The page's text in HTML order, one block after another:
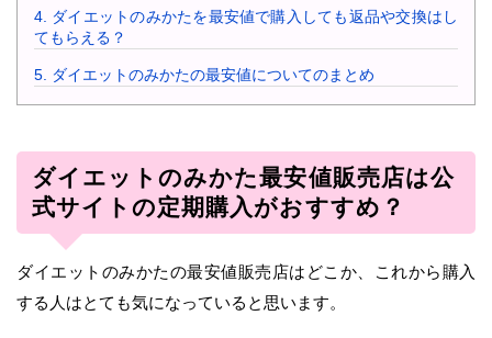
4. ダイエットのみかたを最安値で購入しても返品や交換はし
てもらえる？
5. ダイエットのみかたの最安値についてのまとめ
ダイエットのみかた最安値販売店は公
式サイトの定期購入がおすすめ？
ダイエットのみかたの最安値販売店はどこか、これから購入
する人はとても気になっていると思います。